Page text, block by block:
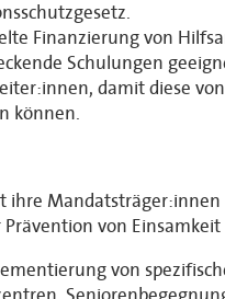
Finanzierung von
Schulungen
damit diese
können.
ihre
von
von